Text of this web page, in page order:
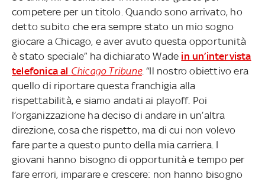
competere per un titolo. Quando sono arrivato, ho
detto subito che era sempre stato un mio sogno
giocare a Chicago, e aver avuto questa opportunità
è stato speciale” ha dichiarato Wade in un’intervista
telefonica al Chicago Tribune. “Il nostro obiettivo era
quello di riportare questa franchigia alla
rispettabilità, e siamo andati ai playoff. Poi
l’organizzazione ha deciso di andare in un’altra
direzione, cosa che rispetto, ma di cui non volevo
fare parte a questo punto della mia carriera. I
giovani hanno bisogno di opportunità e tempo per
fare errori, imparare e crescere: non hanno bisogno